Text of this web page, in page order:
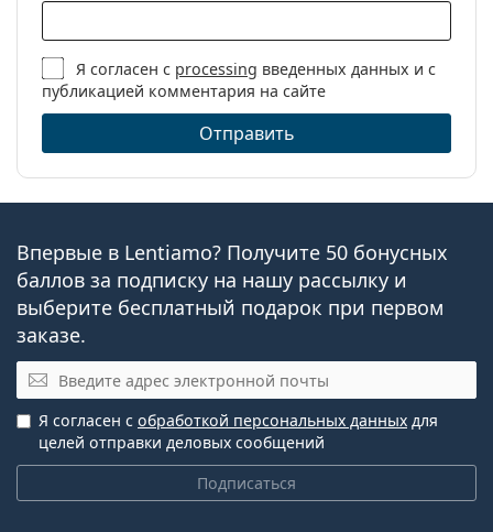
Я согласен с processing введенных данных и с
публикацией комментария на сайте
Отправить
Впервые в Lentiamo? Получите 50 бонусных
баллов за подписку на нашу рассылку и
выберите бесплатный подарок при первом
заказе.
Эл. почта
Подписаться
Я согласен с обработкой персональных данных для
целей отправки деловых сообщений